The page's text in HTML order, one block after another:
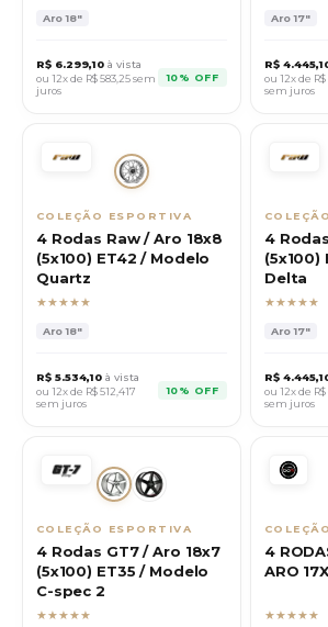
Aro18"
R$ 6.299,10 à vista
ou 12x de R$583,25sem
juros
10% OFF
Aro17"
R$
ou 12x de R$
sem juros
COLEÇÃO ESPORTIVA
4 Rodas Raw / Aro 18x8
(5x100) ET42 / Modelo
Quartz
★★★★★
Aro18"
R$ 5.534,10 à vista
ou 12x de R$512,417
sem juros
10% OFF
4
(5x100)
Delta
★★★★★
Aro17"
R$
ou 12x de R$
sem juros
COLEÇÃO ESPORTIVA
4 Rodas GT7 / Aro 18x7
(5x100) ET35 / Modelo
C-spec 2
★★★★★
4
ARO
★★★★★